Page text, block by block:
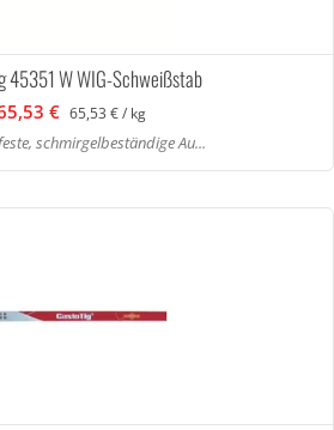
45351 W WIG-Schweißstab
€ 65,53 € / kg
schmirgelbeständige Au...